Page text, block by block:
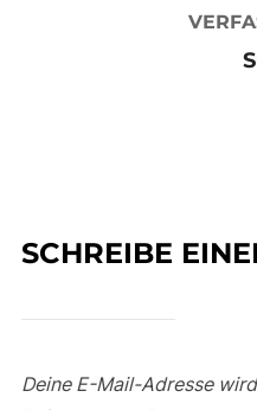
SCHREIBE
Deine E-Mail-Adresse